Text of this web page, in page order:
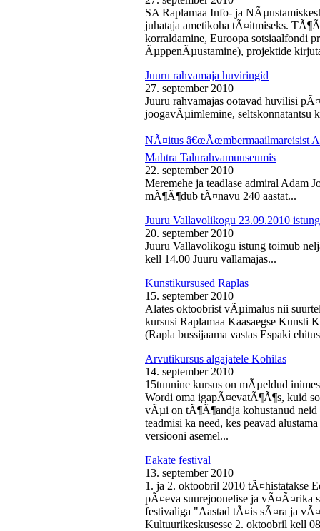
SA Raplamaa Info- ja
juhataja ametikoha tÃ¤itmiseks.
korraldamine, Euroopa sotsiaalfondi
ÃµppenÃµustamine), projektide
Juuru rahvamaja huviringid
27. september 2010
Juuru rahvamajas ootavad huvilisi
joogavÃµimlemine, seltskonnatantsu
NÃ¤itus â€œÃœmbermaailmareisist
Mahtra Talurahvamuuseumis
22. september 2010
Meremehe ja teadlase admiral Adam
mÃ¶Ã¶dub tÃ¤navu 240 aastat...
Juuru Vallavolikogu 23.09.2010 istung
20. september 2010
Juuru Vallavolikogu istung toimub
kell 14.00 Juuru vallamajas...
Kunstikursused Raplas
15. september 2010
Alates oktoobrist vÃµimalus nii
kursusi Raplamaa Kaasaegse Kunsti
(Rapla bussijaama vastas Espaki
Arvutikursus algajatele Kohilas
14. september 2010
15tunnine kursus on mÃµeldud
Wordi oma igapÃ¤evatÃ¶Ã¶s, kuid
vÃµi on tÃ¶Ã¶andja kohustanud neid
teadmisi ka need, kes peavad
versiooni asemel...
Eakate festival
13. september 2010
1. ja 2. oktoobril 2010 tÃ¤histatakse
pÃ¤eva suurejoonelise ja vÃ¤Ã¤rika
festivaliga "Aastad tÃ¤is sÃ¤ra ja
Kultuurikeskusesse 2. oktoobril kell